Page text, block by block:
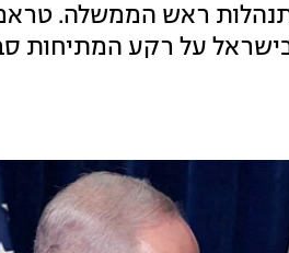
ראש הממשלה.
על רקע המתיחות